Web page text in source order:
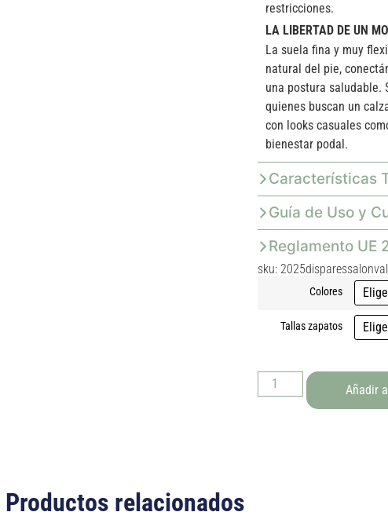
restricciones.
LA LIBERTAD DE UN
La suela fina y muy
natural del pie,
una postura saludable.
quienes buscan un
con looks casuales
bienestar podal.
Características
Guía de Uso y
Reglamento UE
sku:
Colores
Tallas zapatos
Añadir
Productos relacionados